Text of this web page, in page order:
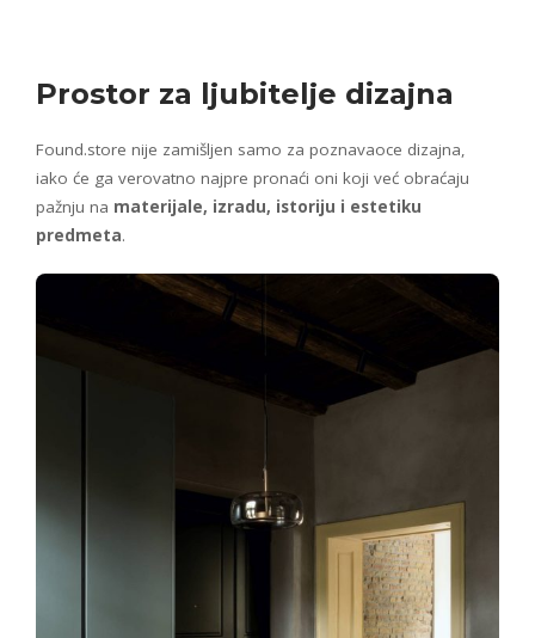
Prostor za ljubitelje dizajna
Found.store nije zamišljen samo za poznavaoce dizajna,
iako će ga verovatno najpre pronaći oni koji već obraćaju
pažnju na materijale, izradu, istoriju i estetiku
predmeta.